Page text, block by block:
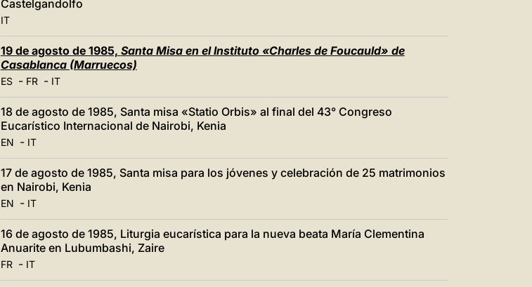
Castelgandolfo
IT
19 de agosto de 1985, Santa Misa en el Instituto «Charles de Foucauld» de
Casablanca (Marruecos)
ES- FR- IT
18 de agosto de 1985, Santa misa «Statio Orbis» al final del 43° Congreso
Eucarístico Internacional de Nairobi, Kenia
EN - IT
17 de agosto de 1985, Santa misa para los jóvenes y celebración de 25 matrimonios
en Nairobi, Kenia
EN - IT
16 de agosto de 1985, Liturgia eucarística para la nueva beata María Clementina
Anuarite en Lubumbashi, Zaire
FR- IT